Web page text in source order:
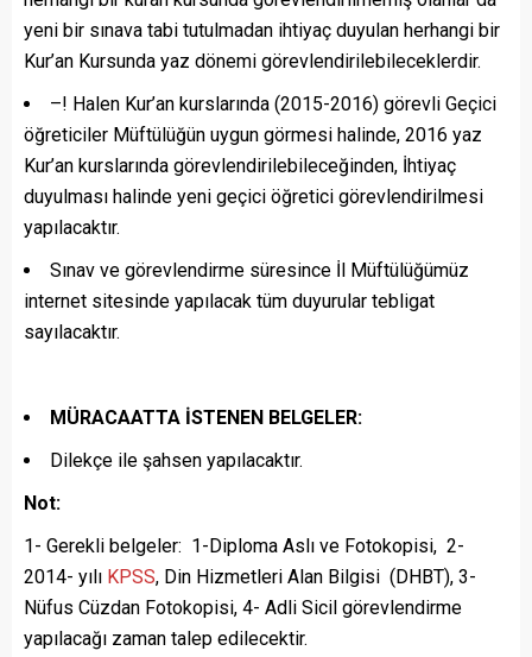
yeni bir sınava tabi tutulmadan ihtiyaç duyulan herhangi bir
Kur’an Kursunda yaz dönemi görevlendirilebileceklerdir.
–! Halen Kur’an kurslarında (2015-2016) görevli Geçici
öğreticiler Müftülüğün uygun görmesi halinde, 2016 yaz
Kur’an kurslarında görevlendirilebileceğinden, İhtiyaç
duyulması halinde yeni geçici öğretici görevlendirilmesi
yapılacaktır.
Sınav ve görevlendirme süresince İl Müftülüğümüz
internet sitesinde yapılacak tüm duyurular tebligat
sayılacaktır.
MÜRACAATTA İSTENEN BELGELER:
Dilekçe ile şahsen yapılacaktır.
Not:
1- Gerekli belgeler: 1-Diploma Aslı ve Fotokopisi, 2-
2014- yılı KPSS, Din Hizmetleri Alan Bilgisi (DHBT), 3-
Nüfus Cüzdan Fotokopisi, 4- Adli Sicil görevlendirme
yapılacağı zaman talep edilecektir.